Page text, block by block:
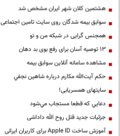
هشتمین کلان شهر ایران مشخص شد
سوابق بیمه شدگان روی سایت تامین اجتماعی
همجنس گرایی در شبکه من و تو
13 توصیه آسان برای رفع بوی بد دهان
مشاهده سامانه آنلاين سوابق بیمه
حكم آيت‌الله مكارم درباره شاهين نجفي
سایتهای همسریابی!
دعايي كه قطعا مستجاب مي‌شود
جزئیات جدید قتل روح الله داداشی
آموزش ساخت Apple ID برای کاربران ایرانی